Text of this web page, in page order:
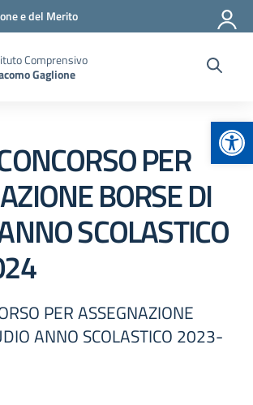
e del Merito
Comprensivo
Gaglione
PER
BORSE DI
SCOLASTICO
PER ASSEGNAZIONE
ANNO SCOLASTICO 2023-